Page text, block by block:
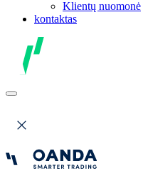
Klientų nuomonė
kontaktas